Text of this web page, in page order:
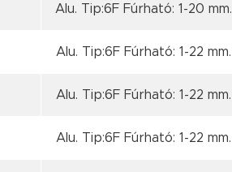
Alu. Tip:6F Fúrható: 1-20 mm.
Alu. Tip:6F Fúrható: 1-22 mm.
Alu. Tip:6F Fúrható: 1-22 mm.
Alu. Tip:6F Fúrható: 1-22 mm.